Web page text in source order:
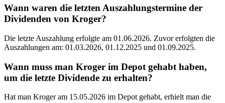
Wann waren die letzten Auszahlungstermine der
Dividenden von Kroger?
Die letzte Auszahlung erfolgte am 01.06.2026. Zuvor erfolgten die
Auszahlungen am: 01.03.2026, 01.12.2025 und 01.09.2025.
Wann muss man Kroger im Depot gehabt haben,
um die letzte Dividende zu erhalten?
Hat man Kroger am 15.05.2026 im Depot gehabt, erhielt man die